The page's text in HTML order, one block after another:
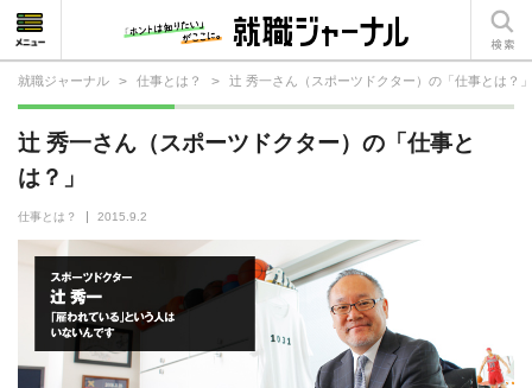
就職ジャーナル > 仕事とは？ > 辻 秀一さん（スポーツドクター）の「仕事とは？」
辻 秀一さん（スポーツドクター）の「仕事と
は？」
仕事とは？ 2015.9.2
就活相談
就活ノウハウ
仕事の選び方・ヒント
仕事とは？
就活コラム